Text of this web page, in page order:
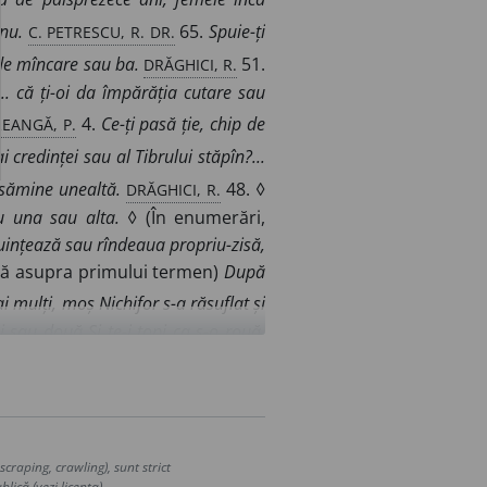
C. PETRESCU, R. DR. 65.Spuie-ți
mîncare sau ba. DRĂGHICI, R. 51.
că ți-oi da împărăția cutare sau
P. 4. Ce-ți pasă ție, chip de
credinței sau al Tibrului stăpîn?...
unealtă. DRĂGHICI, R. 48. ◊
una sau alta. ◊ (În enumerări,
sau rîndeaua propriu-zisă,
asupra primului termen)După
mulți, moș Nichifor s-a răsuflat și
două Și te-i topi ca ș-o rouă.
vreun lucru de-ți chizășluiește-n
crawling), sunt strict